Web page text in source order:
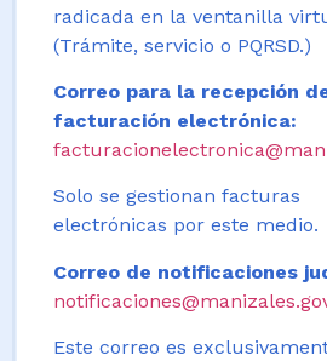
radicada en la ventanilla
(Trámite, servicio o PQRSD.)
Correo para la recepción
facturación electrónica:
Solo se gestionan facturas
electrónicas por este medio.
Correo de notificaciones
Este correo es